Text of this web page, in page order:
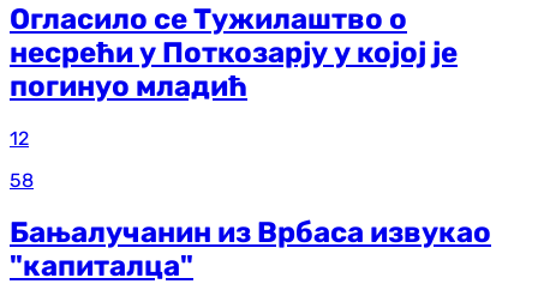
Огласило се Тужилаштво о
несрећи у Поткозарју у којој је
погинуо младић
12
58
Бањалучанин из Врбаса извукао
"капиталца"